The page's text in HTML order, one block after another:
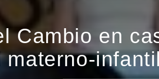
Cambio en